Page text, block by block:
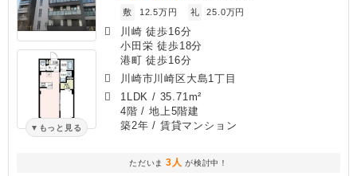
もっと見る
敷
12.5万円 礼 25.0万円
川崎 徒歩16分
小田栄 徒歩18分
港町 徒歩16分
川崎市川崎区大島1丁目
1LDK / 35.71m²
4階 / 地上5階建
築2年 / 賃貸マンション
ただいま 3人 が検討中！